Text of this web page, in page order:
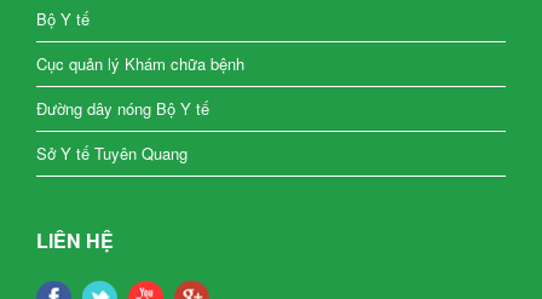
Bộ Y tế
Cục quản lý Khám chữa bệnh
Đường dây nóng Bộ Y tế
Sở Y tế Tuyên Quang
LIÊN HỆ